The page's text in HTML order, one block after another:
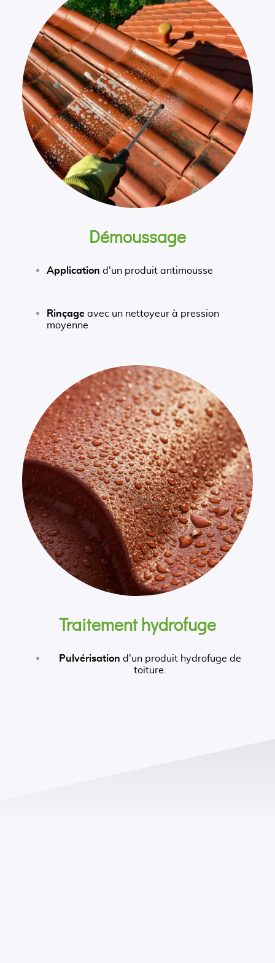
Démoussage
Application d'un produit antimousse
Rinçage avec un nettoyeur à pression
moyenne
Traitement hydrofuge
Pulvérisation d'un produit hydrofuge de
toiture.